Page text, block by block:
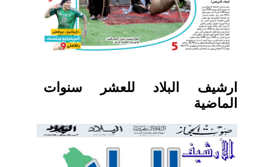
ارشيف البلاد للعشر سنوات
الماضية